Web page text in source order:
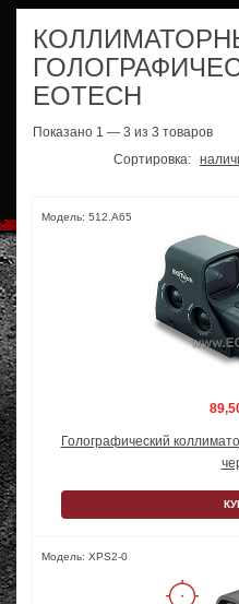
EOTECH
Показано 1 — 3 из 3 товаров
Сортировка:
Модель: 512.A65
Голографический
Модель: XPS2-0